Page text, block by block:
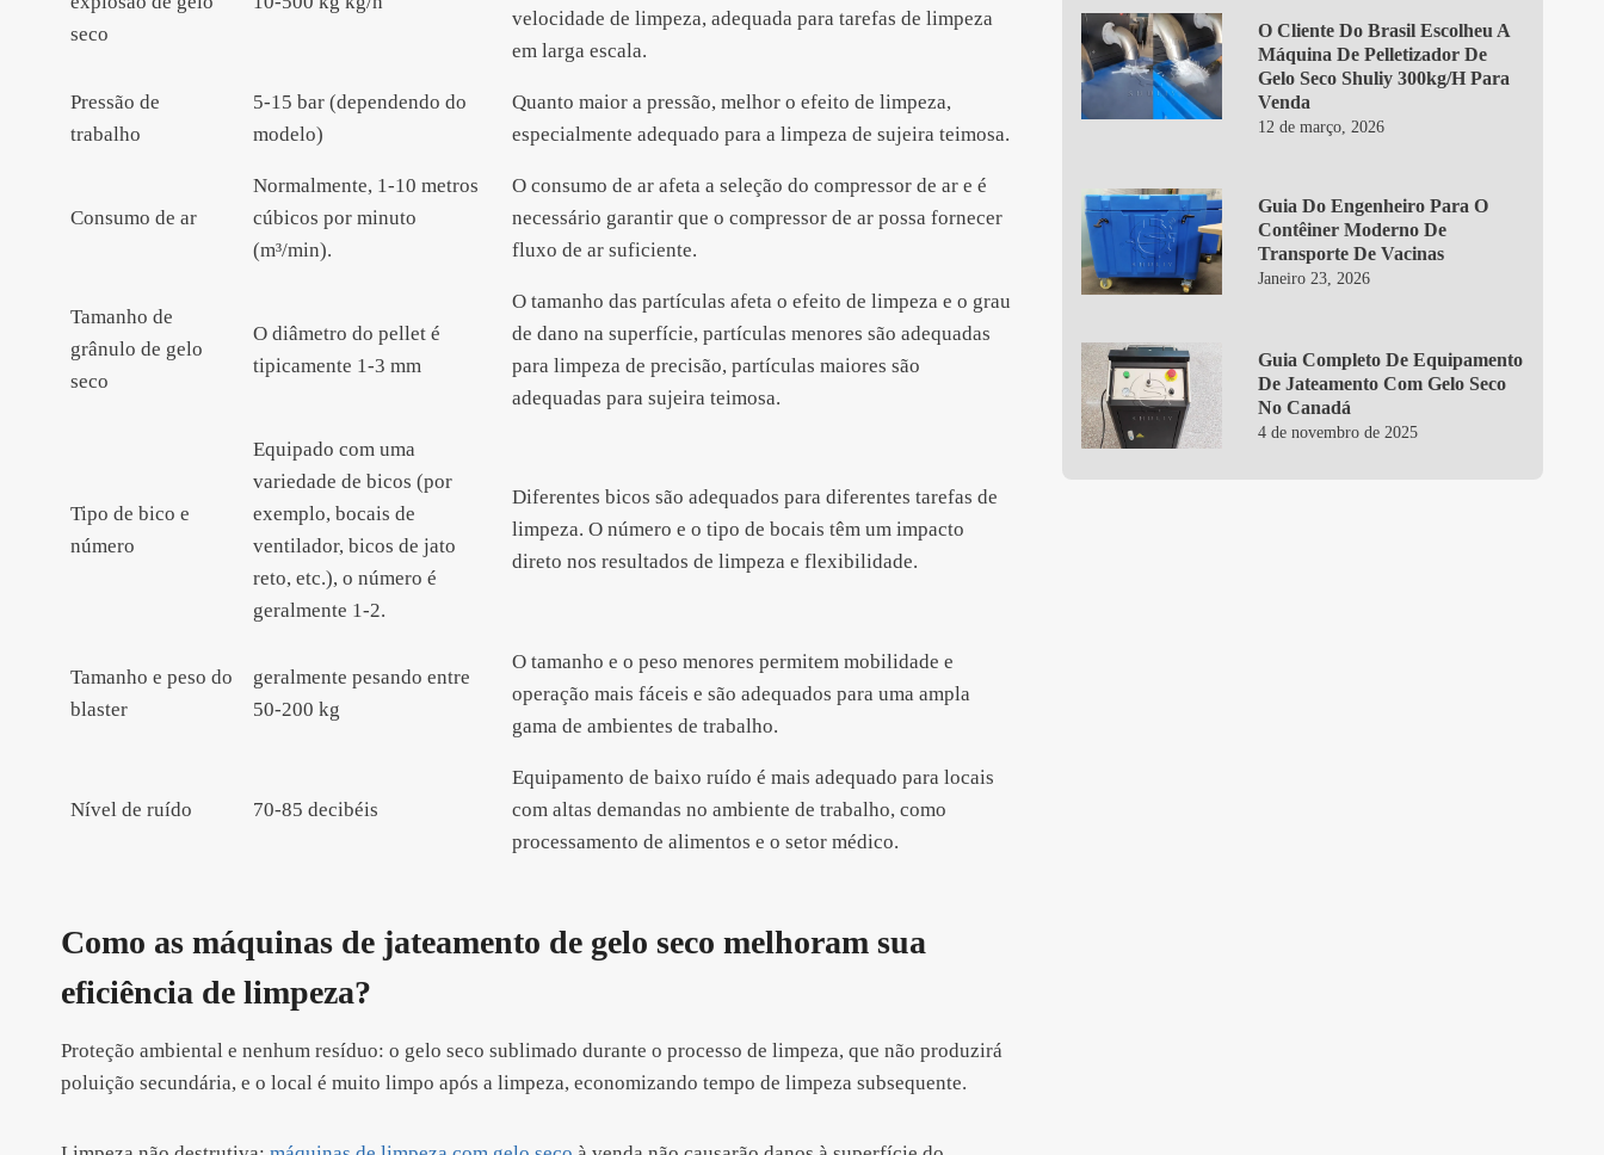
seco
velocidade de limpeza, adequada para tarefas de limpeza
em larga escala.
Pressão de
trabalho
5-15 bar (dependendo do
modelo)
Quanto maior a pressão, melhor o efeito de limpeza,
especialmente adequado para a limpeza de sujeira teimosa.
Consumo de ar
Normalmente, 1-10 metros
cúbicos por minuto
(m³/min).
O consumo de ar afeta a seleção do compressor de ar e é
necessário garantir que o compressor de ar possa fornecer
fluxo de ar suficiente.
Tamanho de
grânulo de gelo
seco
O diâmetro do pellet é
tipicamente 1-3 mm
O tamanho das partículas afeta o efeito de limpeza e o grau
de dano na superfície, partículas menores são adequadas
para limpeza de precisão, partículas maiores são
adequadas para sujeira teimosa.
Tipo de bico e
número
Equipado com uma
variedade de bicos (por
exemplo, bocais de
ventilador, bicos de jato
reto, etc.), o número é
geralmente 1-2.
Diferentes bicos são adequados para diferentes tarefas de
limpeza. O número e o tipo de bocais têm um impacto
direto nos resultados de limpeza e flexibilidade.
Tamanho e peso do
blaster
geralmente pesando entre
50-200 kg
O tamanho e o peso menores permitem mobilidade e
operação mais fáceis e são adequados para uma ampla
gama de ambientes de trabalho.
Nível de ruído 70-85 decibéis
Equipamento de baixo ruído é mais adequado para locais
com altas demandas no ambiente de trabalho, como
processamento de alimentos e o setor médico.
Como as máquinas de jateamento de gelo seco melhoram sua
eficiência de limpeza?
Proteção ambiental e nenhum resíduo: o gelo seco sublimado durante o processo de limpeza, que não produzirá
poluição secundária, e o local é muito limpo após a limpeza, economizando tempo de limpeza subsequente.
O Cliente Do Brasil Escolheu A
Máquina De Pelletizador De
Gelo Seco Shuliy 300kg/h Para
Venda
12 de março, 2026
Guia Do Engenheiro Para O
Contêiner Moderno De
Transporte De Vacinas
Janeiro 23, 2026
Guia Completo De Equipamento
De Jateamento Com Gelo Seco
No Canadá
4 de novembro de 2025